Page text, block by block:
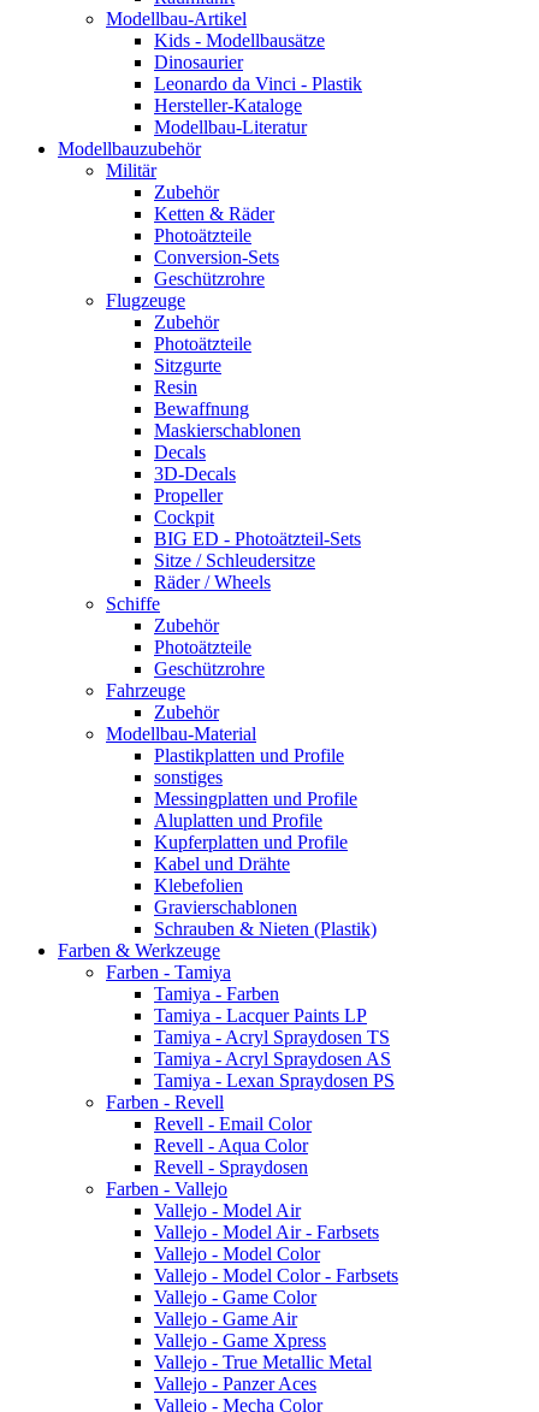
Modellbau-Artikel
Kids - Modellbausätze
Dinosaurier
Leonardo da Vinci - Plastik
Hersteller-Kataloge
Modellbau-Literatur
Modellbauzubehör
Militär
Zubehör
Ketten & Räder
Photoätzteile
Conversion-Sets
Geschützrohre
Flugzeuge
Zubehör
Photoätzteile
Sitzgurte
Resin
Bewaffnung
Maskierschablonen
Decals
3D-Decals
Propeller
Cockpit
BIG ED - Photoätzteil-Sets
Sitze / Schleudersitze
Räder / Wheels
Schiffe
Zubehör
Photoätzteile
Geschützrohre
Fahrzeuge
Zubehör
Modellbau-Material
Plastikplatten und Profile
sonstiges
Messingplatten und Profile
Aluplatten und Profile
Kupferplatten und Profile
Kabel und Drähte
Klebefolien
Gravierschablonen
Schrauben & Nieten (Plastik)
Farben & Werkzeuge
Farben - Tamiya
Tamiya - Farben
Tamiya - Lacquer Paints LP
Tamiya - Acryl Spraydosen TS
Tamiya - Acryl Spraydosen AS
Tamiya - Lexan Spraydosen PS
Farben - Revell
Revell - Email Color
Revell - Aqua Color
Revell - Spraydosen
Farben - Vallejo
Vallejo - Model Air
Vallejo - Model Air - Farbsets
Vallejo - Model Color
Vallejo - Model Color - Farbsets
Vallejo - Game Color
Vallejo - Game Air
Vallejo - Game Xpress
Vallejo - True Metallic Metal
Vallejo - Panzer Aces
Vallejo - Mecha Color